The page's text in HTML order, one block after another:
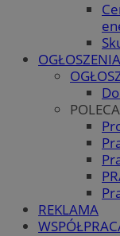
OGŁOSZENIA
REKLAMA